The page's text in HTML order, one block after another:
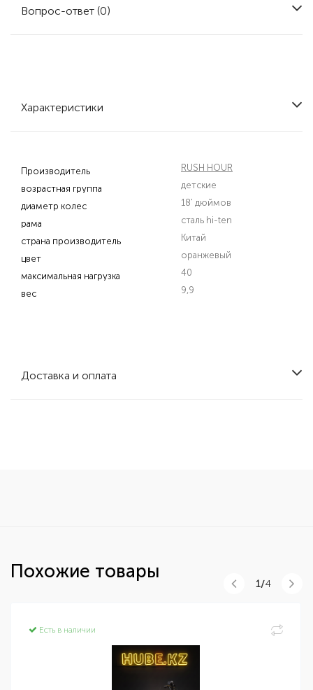
Вопрос-ответ (0)
Характеристики
Производитель
RUSH HOUR
возрастная группа
детские
диаметр колес
18' дюймов
рама
сталь hi-ten
страна производитель
Китай
цвет
оранжевый
максимальная нагрузка
40
вес
9,9
Доставка и оплата
Похожие товары
Есть в наличии
1/4